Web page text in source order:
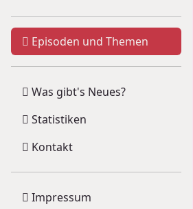
Episoden und Themen
Was gibt's Neues?
Statistiken
Kontakt
Impressum